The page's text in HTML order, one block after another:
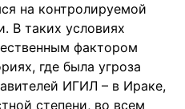
на контролируемой
В таких условиях
фактором
где была угроза
ИГИЛ – в Ираке,
степени, во всем